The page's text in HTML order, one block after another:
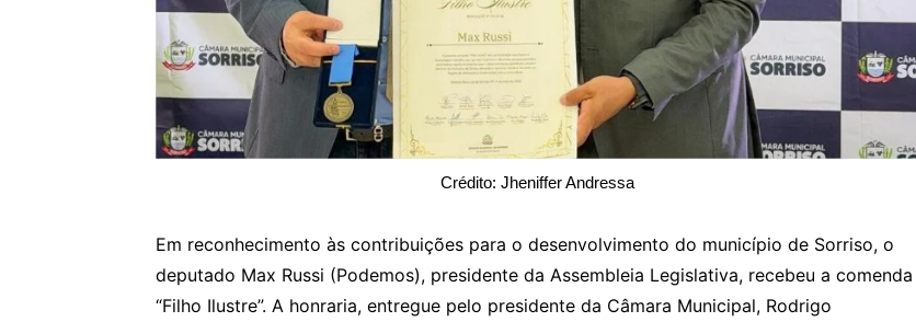
Crédito: Jheniffer Andressa
Em reconhecimento às contribuições para o desenvolvimento do município de Sorriso, o
deputado Max Russi (Podemos), presidente da Assembleia Legislativa, recebeu a comenda
“Filho Ilustre”. A honraria, entregue pelo presidente da Câmara Municipal, Rodrigo